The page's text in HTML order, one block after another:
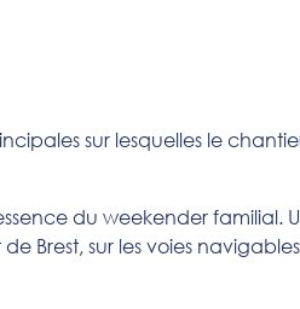
sur lesquelles le
du weekender familial.
Brest, sur les voies